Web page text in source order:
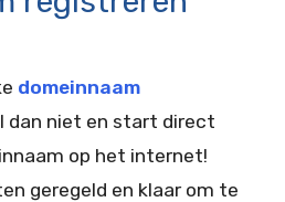
domeinnaam
dan niet en start direct
op het internet!
geregeld en klaar om te